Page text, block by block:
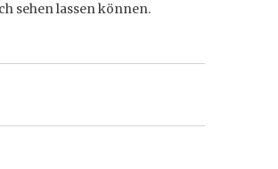
sehen lassen können.